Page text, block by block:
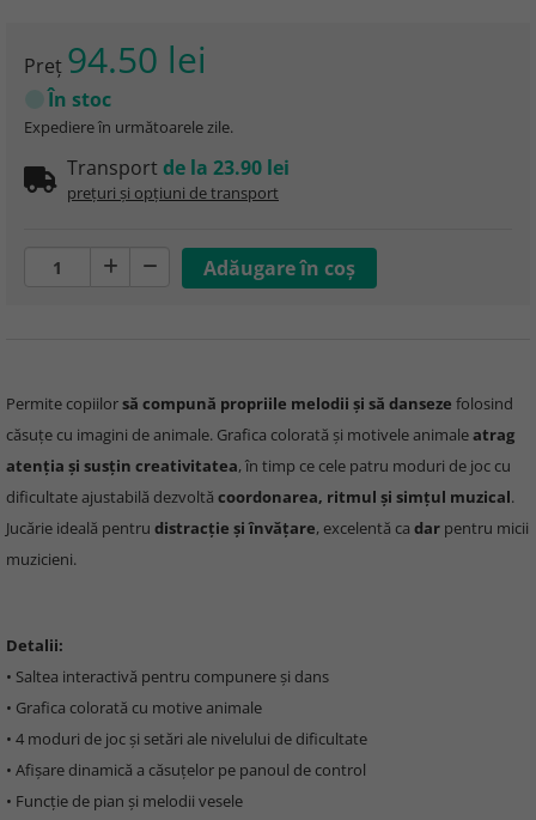
Preţ 94.50 lei
În stoc
Expediere în următoarele zile.
Transport de la 23.90 lei
prețuri și opțiuni de transport
Permite copiilorsă compună propriile melodii și să danseze folosind
căsuțe cu imagini de animale. Grafica colorată și motivele animaleatrag
atenția și susțin creativitatea, în timp ce cele patru moduri de joc cu
dificultate ajustabilă dezvoltă coordonarea, ritmul și simțul muzical.
Jucărie ideală pentru distracție și învățare, excelentă ca dar pentru micii
muzicieni.
Detalii:
• Saltea interactivă pentru compunere și dans
• Grafica colorată cu motive animale
• 4 moduri de joc și setări ale nivelului de dificultate
• Afișare dinamică a căsuțelor pe panoul de control
• Funcție de pian și melodii vesele